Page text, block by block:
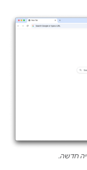
חדשה.